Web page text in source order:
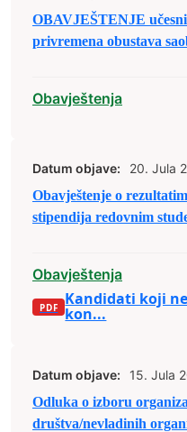
OBAVJEŠTENJE
privremena obustava
Obavještenja
Datum objave:
20. Jula
Obavještenje o
stipendija redovnim
Obavještenja
Kandidati koji
kon...
Datum objave:
15. Jula
Odluka o izboru
društva/nevladinih